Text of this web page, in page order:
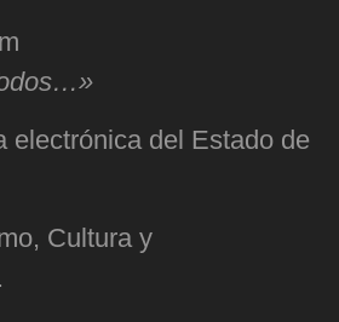
electrónica del Estado de
Cultura y